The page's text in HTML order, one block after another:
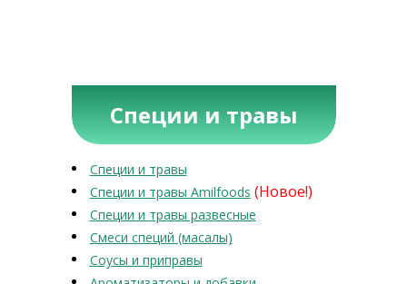
Специи и травы
Специи и травы
Специи и травы Amilfoods (Новое!)
Специи и травы развесные
Смеси специй (масалы)
Соусы и приправы